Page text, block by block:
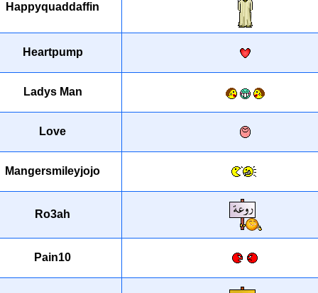
Happyquaddaffin
Heartpump
Ladys Man
Love
Mangersmileyjojo
Ro3ah
Pain10